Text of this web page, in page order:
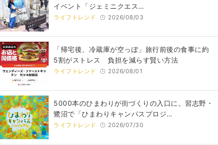
イベント「ジェミニクエス…
ライフトレンド 2026/08/03
「帰宅後、冷蔵庫が空っぽ」旅行前後の食事に約
5割がストレス 負担を減らす賢い方法
ライフトレンド 2026/08/01
5000本のひまわりが街づくりの入口に。習志野・
鷺沼で「ひまわりキャンパスプロジ…
ライフトレンド 2026/07/30